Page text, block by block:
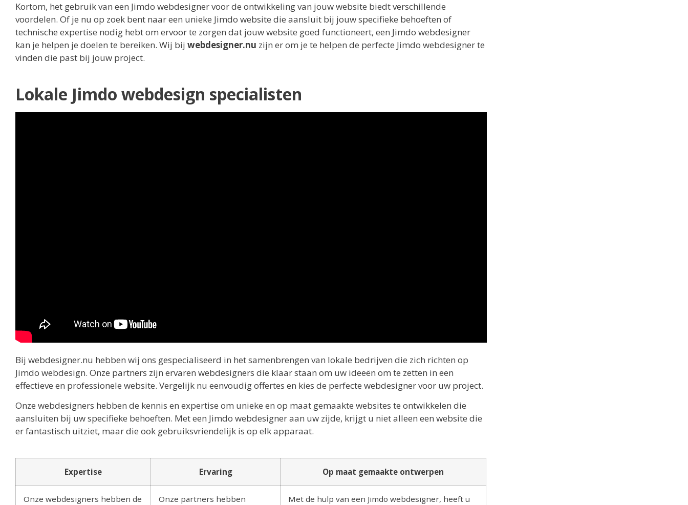
Kortom, het gebruik van een Jimdo webdesigner voor de ontwikkeling van jouw website biedt verschillende
voordelen. Of je nu op zoek bent naar een unieke Jimdo website die aansluit bij jouw specifieke behoeften of
technische expertise nodig hebt om ervoor te zorgen dat jouw website goed functioneert, een Jimdo webdesigner
kan je helpen je doelen te bereiken. Wij bij webdesigner.nu zijn er om je te helpen de perfecte Jimdo webdesigner te
vinden die past bij jouw project.
Lokale Jimdo webdesign specialisten
Bij webdesigner.nu hebben wij ons gespecialiseerd in het samenbrengen van lokale bedrijven die zich richten op
Jimdo webdesign. Onze partners zijn ervaren webdesigners die klaar staan om uw ideeën om te zetten in een
effectieve en professionele website. Vergelijk nu eenvoudig offertes en kies de perfecte webdesigner voor uw project.
Onze webdesigners hebben de kennis en expertise om unieke en op maat gemaakte websites te ontwikkelen die
aansluiten bij uw specifieke behoeften. Met een Jimdo webdesigner aan uw zijde, krijgt u niet alleen een website die
er fantastisch uitziet, maar die ook gebruiksvriendelijk is op elk apparaat.
Expertise Ervaring Op maat gemaakte ontwerpen
Onze webdesigners hebben de Onze partners hebben Met de hulp van een Jimdo webdesigner, heeft u